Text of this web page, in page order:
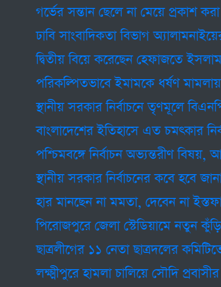
গর্ভের সন্তান ছেলে না মেয়ে প্রকাশ করা
ঢাবি সাংবাদিকতা বিভাগ অ্যালামনাইয়ের
দ্বিতীয় বিয়ে করেছেন হেফাজতে ইসলাম
পরিকল্পিতভাবে ইমামকে ধর্ষণ মামলায়
স্থানীয় সরকার নির্বাচনে তৃণমূলে বিএনপির
বাংলাদেশের ইতিহাসে এত চমৎকার
পশ্চিমবঙ্গে নির্বাচন অভ্যন্তরীণ বিষয়,
স্থানীয় সরকার নির্বাচনের কবে হবে
হার মানছেন না মমতা, দেবেন না ইস্তফা
পিরোজপুরে জেলা স্টেডিয়ামে নতুন কুঁড়ি
ছাত্রলীগের ১১ নেতা ছাত্রদলের কমিটিতে
লক্ষ্মীপুরে হামলা চালিয়ে সৌদি প্রবাসীর